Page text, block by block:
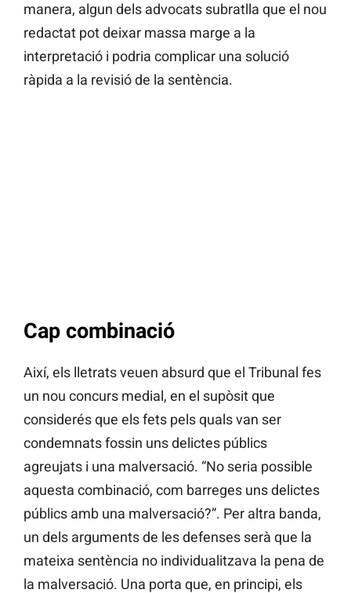
manera, algun dels advocats subratlla que el nou
redactat pot deixar massa marge a la
interpretació i podria complicar una solució
ràpida a la revisió de la sentència.
Cap combinació
Així, els lletrats veuen absurd que el Tribunal fes
un nou concurs medial, en el supòsit que
considerés que els fets pels quals van ser
condemnats fossin uns delictes públics
agreujats i una malversació. “No seria possible
aquesta combinació, com barreges uns delictes
públics amb una malversació?”. Per altra banda,
un dels arguments de les defenses serà que la
mateixa sentència no individualitzava la pena de
la malversació. Una porta que, en principi, els